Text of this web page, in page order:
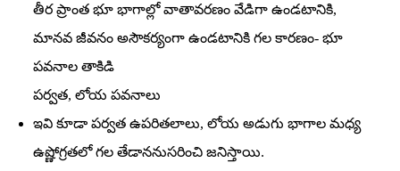
తీర ప్రాంత భూ భాగాల్లో వాతావరణం వేడిగా ఉండటానికి,
మానవ జీవనం అసౌకర్యంగా ఉండటానికి గల కారణం- భూ
పవనాల తాకిడి
పర్వత, లోయ పవనాలు
ఇవి కూడా పర్వత ఉపరితలాలు, లోయ అడుగు భాగాల మధ్య
ఉష్ణోగ్రతలో గల తేడాననుసరించి జనిస్తాయి.